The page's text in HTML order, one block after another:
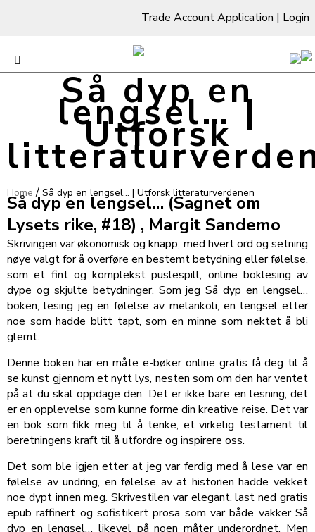
Trade Account Application | Login
Så dyp en
lengsel… |
Utforsk
Home / Så dyp en lengsel… | Utforsk litteraturverdenen
Så dyp en lengsel… (Sagnet om
Lysets rike, #18) , Margit Sandemo
Skrivingen var økonomisk og knapp, med hvert ord og setning
nøye valgt for å overføre en bestemt betydning eller følelse,
som et fint og komplekst puslespill, online boklesing av
dype og skjulte betydninger. Som jeg Så dyp en lengsel…
boken, lesing jeg en følelse av melankoli, en lengsel etter
noe som hadde blitt tapt, som en minne som nektet å bli
glemt.
Denne boken har en måte e-bøker online gratis få deg til å
se kunst gjennom et nytt lys, nesten som om den har ventet
på at du skal oppdage den. Det er ikke bare en lesning, det
er en opplevelse som kunne forme din kreative reise. Det var
en bok som fikk meg til å tenke, et virkelig testament til
beretningens kraft til å utfordre og inspirere oss.
Det som ble igjen etter at jeg var ferdig med å lese var en
følelse av undring, en følelse av at historien hadde vekket
noe dypt innen meg. Skrivestilen var elegant, last ned gratis
epub raffinert og sofistikert prosa som var både vakker Så
dyp en lengsel… likevel på noen måter underordnet. Men